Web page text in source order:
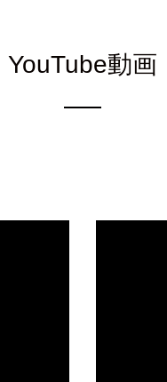
YouTube動画